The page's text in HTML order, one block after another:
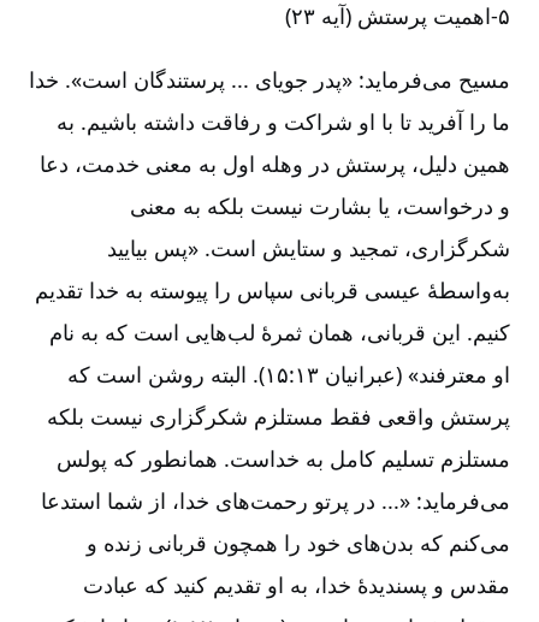
۵-‏‏‏اهمیت پرستش (آیه ۲۳)
مسیح می‌‌فرماید: «پدر جویای ... پرستندگان است». خدا
ما را آفرید تا با او شراکت و رفاقت داشته باشیم. به
همین دلیل، پرستش در وهله اول به معنی خدمت، دعا
و درخواست، یا بشارت نیست بلکه به معنی
شکرگزاری، تمجید و ستایش است. «پس بیایید
به‌‌واسطۀ عیسی قربانی سپاس را پیوسته به خدا تقدیم
کنیم. این قربانی، همان ثمرۀ لب‌‌هایی است که به نام
او معترفند» (عبرانیان ۱۳‏:‏۱۵). البته روشن است که
پرستش واقعی فقط مستلزم شکرگزاری نیست بلکه
مستلزم تسلیم کامل به خداست. همانطور که پولس
می‌‌فرماید: «... در پرتو رحمت‌‌های خدا، از شما استدعا
می‌‌کنم که بدن‌‌های خود را همچون قربانی زنده و
مقدس و پسندیدۀ خدا، به او تقدیم کنید که عبادت